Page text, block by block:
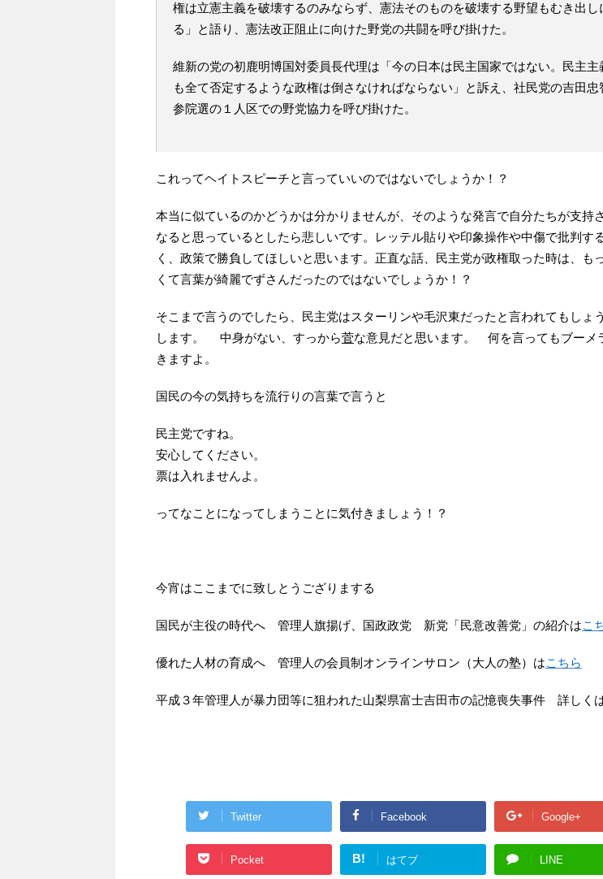
権は立憲主義を破壊するのみならず、憲法そのものを破壊する野望もむき出し
る」と語り、憲法改正阻止に向けた野党の共闘を呼び掛けた。
維新の党の初鹿明博国対委員長代理は「今の日本は民主国家ではない。民主主
も全て否定するような政権は倒さなければならない」と訴え、社民党の吉田忠
参院選の１人区での野党協力を呼び掛けた。
これってヘイトスピーチと言っていいのではないでしょうか！？
本当に似ているのかどうかは分かりませんが、そのような発言で自分たちが支持
なると思っているとしたら悲しいです。レッテル貼りや印象操作や中傷で批判す
く、政策で勝負してほしいと思います。正直な話、 民主党が政権取った時は、も
くて言葉が綺麗でずさんだったのではないでしょうか！？
そこまで言うのでしたら、民主党はスターリンや毛沢東だったと言われてもしょ
します。
中身がない、すっから菅な意見だと思います。 何を言ってもブーメ
きますよ。
国民の今の気持ちを流行りの言葉で言うと
民主党ですね。
安心してください。
票は入れませんよ。
ってなことになってしまうことに気付きましょう！？
今宵はここまでに致しとうござりまする
国民が主役の時代へ 管理人旗揚げ、国政政党 新党「民意改善党」の紹介はこ
優れた人材の育成へ 管理人の会員制オンラインサロン（大人の塾）はこちら
平成３年管理人が暴力団等に狙われた山梨県富士吉田市の記憶喪失事件 詳しく
Twitter Facebook Google+
Pocket B! はてブ LINE